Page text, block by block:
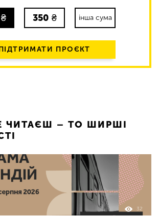
₴ 350 ₴ інша сума
ПРОЄКТ
ЧИТАЄШ – ТО ШИРШІ
32